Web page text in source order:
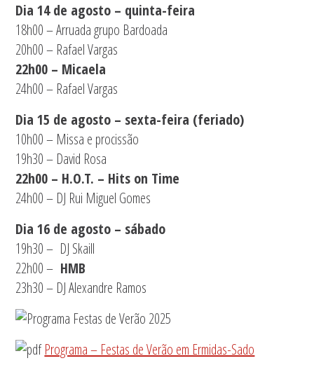
Dia 14 de agosto – quinta-feira
18h00 – Arruada grupo Bardoada
20h00 – Rafael Vargas
22h00 – Micaela
24h00 – Rafael Vargas
Dia 15 de agosto – sexta-feira (feriado)
10h00 – Missa e procissão
19h30 – David Rosa
22h00 – H.O.T. – Hits on Time
24h00 – DJ Rui Miguel Gomes
Dia 16 de agosto – sábado
19h30 – DJ Skaill
22h00 – HMB
23h30 – DJ Alexandre Ramos
Programa – Festas de Verão em Ermidas-Sado